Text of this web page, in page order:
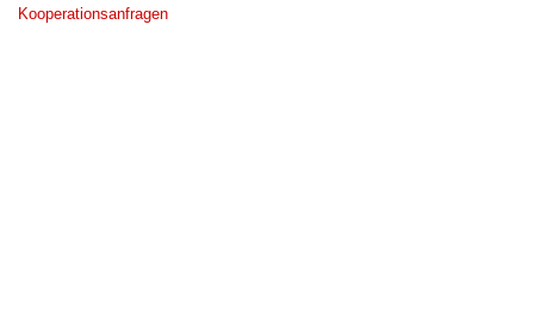
Kooperationsanfragen